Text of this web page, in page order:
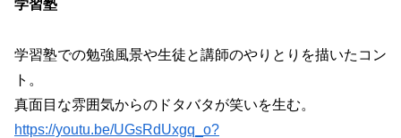
学習塾
学習塾での勉強風景や生徒と講師のやりとりを描いたコン
ト。
真面目な雰囲気からのドタバタが笑いを生む。
https://youtu.be/UGsRdUxgq_o?